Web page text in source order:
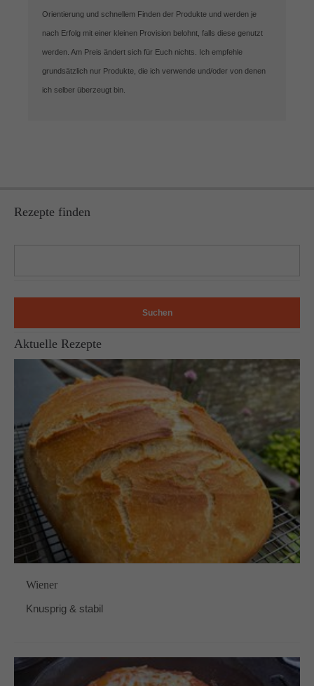
Orientierung und schnellem Finden der Produkte und werden je
nach Erfolg mit einer kleinen Provision belohnt, falls diese genutzt
werden. Am Preis ändert sich für Euch nichts. Ich empfehle
grundsätzlich nur Produkte, die ich verwende und/oder von denen
ich selber überzeugt bin.
Rezepte finden
Suchen
Aktuelle Rezepte
Wiener
Knusprig & stabil